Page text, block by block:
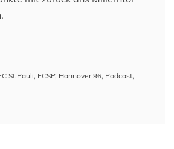
St.Pauli, FCSP, Hannover 96, Podcast,